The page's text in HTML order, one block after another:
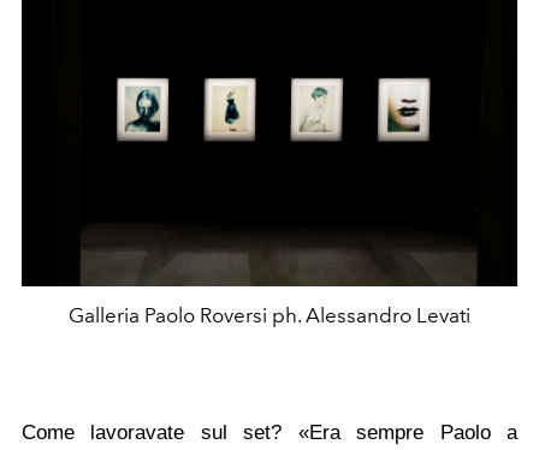
Galleria Paolo Roversi ph. Alessandro Levati
Come lavoravate sul set? «Era sempre Paolo a